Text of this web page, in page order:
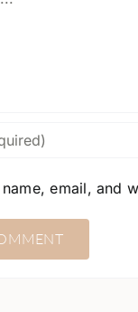
name, email, and